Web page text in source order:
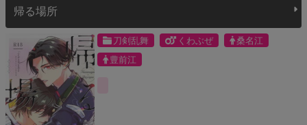
帰る場所
刀剣乱舞 くわぶぜ
桑名江
豊前江